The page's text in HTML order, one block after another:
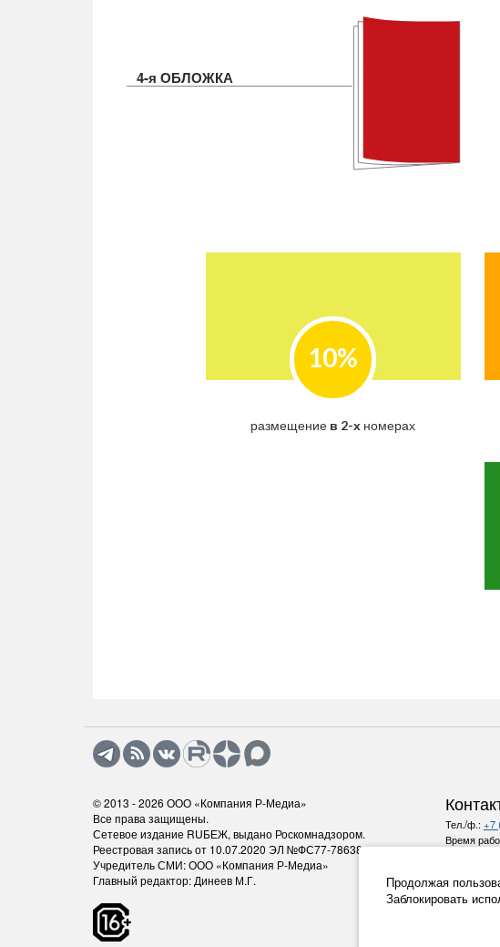
4-я ОБЛОЖКА
10%
размещение в 2-х номерах
© 2013 - 2026 ООО «Компания Р-Медиа»
Все права защищены.
Сетевое издание RUБЕЖ, выдано Роскомнадзором.
Реестровая запись от 10.07.2020 ЭЛ №ФС77-78638
Учредитель СМИ: ООО «Компания Р-Медиа»
Главный редактор: Динеев М.Г.
Тел./ф.:+7
Время
Политика
Все
в
Продолжая
Заблокировать